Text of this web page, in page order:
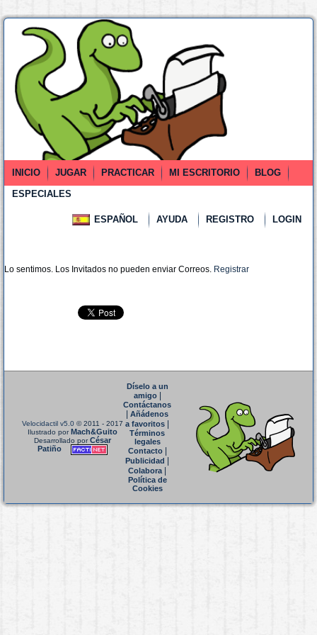
INICIO JUGAR PRACTICAR MI ESCRITORIO
BLOG
ESPECIALES
ESPAÑOL AYUDA REGISTRO LOGIN
Lo sentimos. Los Invitados no pueden enviar Correos. Registrar
Velocidactil v5.0 © 2011 - 2017
Ilustrado porMach&Guito
Desarrollado porCésar
Patiño
Díselo a un
amigo|
Contáctanos
Añádenos
a favoritos
Términos
legales
Contacto|
Publicidad
Colabora|
Política de
Cookies